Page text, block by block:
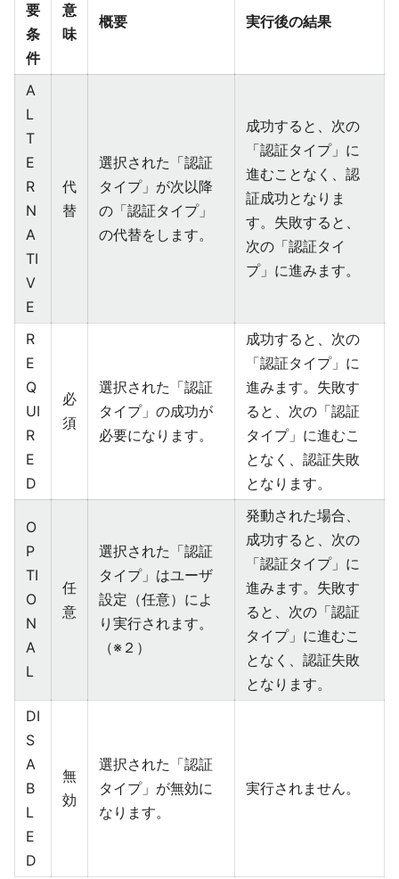
要
条
件
意
味
概要 実行後の結果
A
L
T
E
R
N
A
TI
V
E
代
替
選択された「認証
タイプ」が次以降
の「認証タイプ」
の代替をします。
成功すると、次の
「認証タイプ」に
進むことなく、認
証成功となりま
す。失敗すると、
次の「認証タイ
プ」に進みます。
R
E
Q
UI
R
E
D
必
須
選択された「認証
タイプ」の成功が
必要になります。
成功すると、次の
「認証タイプ」に
進みます。失敗す
ると、次の「認証
タイプ」に進むこ
となく、認証失敗
となります。
O
P
TI
O
N
A
L
任
意
選択された「認証
タイプ」はユーザ
設定（任意）によ
り実行されます。
（※２）
発動された場合、
成功すると、次の
「認証タイプ」に
進みます。失敗す
ると、次の「認証
タイプ」に進むこ
となく、認証失敗
となります。
DI
S
A
B
L
E
D
無
効
選択された「認証
タイプ」が無効に
なります。
実行されません。